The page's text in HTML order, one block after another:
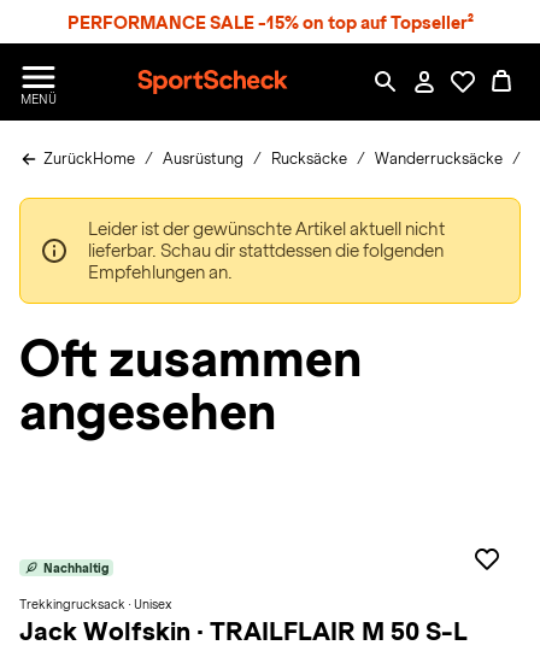
PERFORMANCE SALE -15% on top auf Topseller²
MENÜ
p
r
c
h
e
ZurückHome Ausrüstung Rucksäcke Wanderrucksäcke
Leider ist der gewünschte Artikel aktuell nicht
lieferbar. Schau dir stattdessen die folgenden
Empfehlungen an.
Oft zusammen
angesehen
Nachhaltig
Trekkingrucksack · Unisex
Jack Wolfskin · TRAILFLAIR M 50 S-L